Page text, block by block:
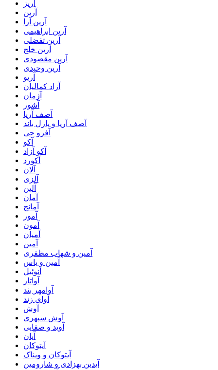
آریز
آرین
آرین آرا
آرین ابراهیمی
آرین تفضلی
آرین خلج
آرین مقصودی
آرین وحیدی
آریو
آزاد کمالیان
آژمان
آشور
آصف آریا
آصف آریا و پازل باند
آفرو جی
آکو
آکو آزاد
آکورد
آلان
آلزی
آلین
آمان
آمانج
آمور
آمون
آمیان
آمین
آمین و شهاب مظفری
آمین و یاس
آنوئیل
آواتار
آوامهر بند
آوای زند
آوش
آوش سپهری
آوید و صفایی
آیان
آیتوکان
آیتوکان و ویناک
آیدین بهزادی و شارومین